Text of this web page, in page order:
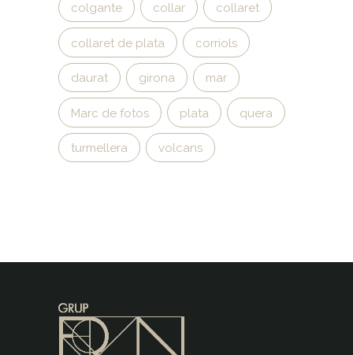
colgante collar collaret
collaret de plata corriols
daurat girona mar
Marc de fotos plata quera
turmellera volcans